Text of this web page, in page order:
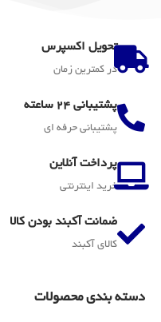
تحویل اکسپرس
در کمترین زمان
پشتیبانی 24 ساعته
پشتیبانی حرفه ای
پرداخت آنلاین
خرید اینترنتی
ضمانت آکبند بودن کالا
کالای آکبند
دسته بندی محصولات